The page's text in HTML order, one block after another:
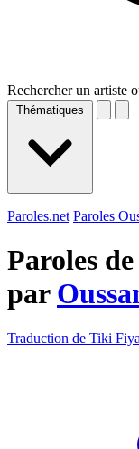
Rechercher un artiste
Thématiques
Paroles.net Paroles
Paroles
par
Traduction de Tiki Fiya